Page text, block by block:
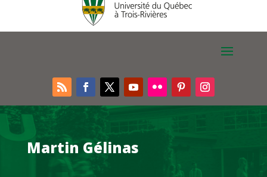
Martin Gélinas